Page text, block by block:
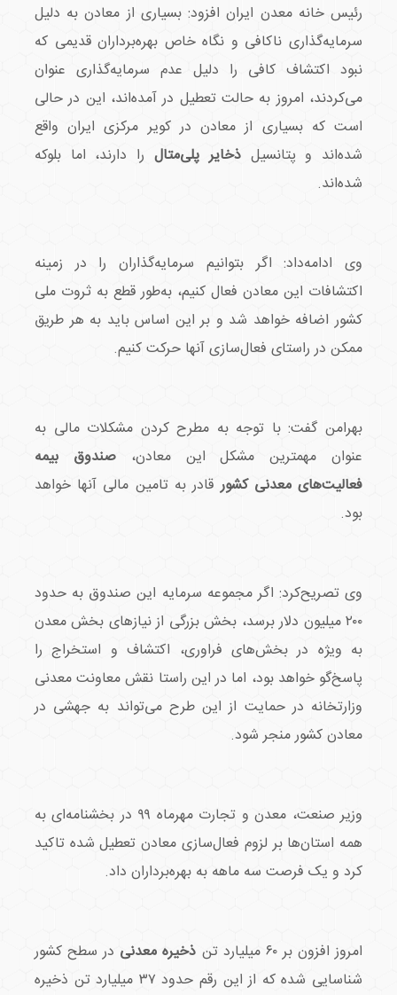
رئیس خانه معدن ایران افزود: بسیاری از معادن به دلیل
سرمایه‌گذاری ناکافی و نگاه خاص بهره‌برداران قدیمی که
نبود اکتشاف کافی را دلیل عدم سرمایه‌گذاری عنوان
می‌کردند، امروز به حالت تعطیل در آمده‌اند، این در حالی
است که بسیاری از معادن در کویر مرکزی ایران واقع
شده‌اند و پتانسیلذخایر پلی‌متالرا دارند، اما بلوکه
شده‌اند.
وی ادامه‌داد: اگر بتوانیم سرمایه‌گذاران را در زمینه
اکتشافات این معادن فعال کنیم، به‌طور قطع به ثروت ملی
کشور اضافه خواهد شد و بر این اساس باید به هر طریق
ممکن در راستای فعال‌سازی آنها حرکت کنیم.
بهرامن گفت: با توجه به مطرح کردن مشکلات مالی به
عنوان مهمترین مشکل این معادن،صندوق بیمه
فعالیت‌های معدنی کشورقادر به تامین مالی آنها خواهد
بود.
وی تصریح‌کرد: اگر مجموعه سرمایه این صندوق به حدود
۲۰۰ میلیون دلار برسد، بخش بزرگی از نیازهای بخش معدن
به ویژه در بخش‌های فراوری، اکتشاف و استخراج را
پاسخ‌گو خواهد بود، اما در این راستا نقش معاونت معدنی
وزارتخانه در حمایت از این طرح می‌تواند به جهشی در
معادن کشور منجر شود.
وزیر صنعت، معدن و تجارت مهرماه ۹۹ در بخشنامه‌ای به
همه استان‌ها بر لزوم فعال‌سازی معادن تعطیل شده تاکید
کرد و یک فرصت سه ماهه به بهره‌برداران داد.
امروز افزون بر ۶۰ میلیارد تن ذخیره معدنی در سطح کشور
شناسایی شده که از این رقم حدود ۳۷ میلیارد تن ذخیره